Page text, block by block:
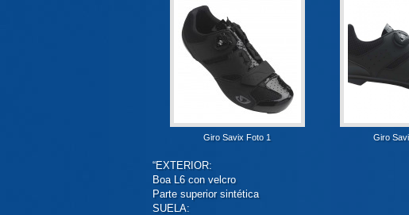
Giro Savix Foto 1 Giro
“EXTERIOR:
Boa L6 con velcro
Parte superior sintética
SUELA: